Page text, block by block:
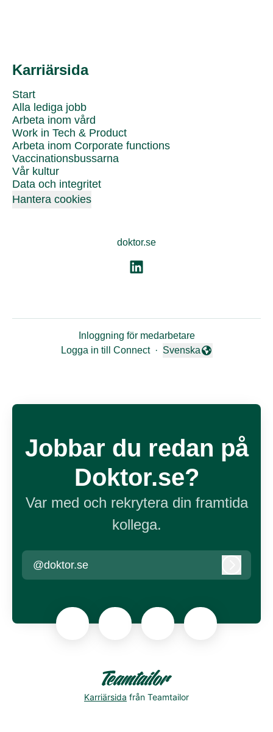
Karriärsida
Start
Alla lediga jobb
Arbeta inom vård
Work in Tech & Product
Arbeta inom Corporate functions
Vaccinationsbussarna
Vår kultur
Data och integritet
Hantera cookies
doktor.se
Inloggning för medarbetare
Logga in till Connect ·
Byt språk
Svenska
Jobbar du redan på
Doktor.se?
Var med och rekrytera din framtida
kollega.
@doktor.se
Karriärsida från Teamtailor